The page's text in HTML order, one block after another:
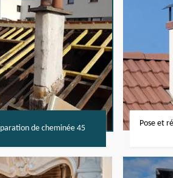
de cheminée 45
Pose et